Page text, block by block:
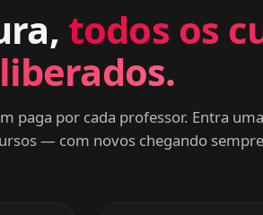
todos os
liberados.
paga por cada professor. Entra
— com novos chegando